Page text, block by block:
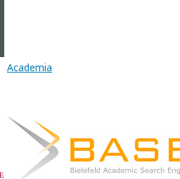
Academia